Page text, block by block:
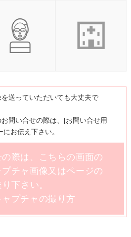
送っていただいても大丈夫で
問い合せの際は、[お問い合せ用
お伝え下さい。
際は、こちらの画面の
チャ画像又はページの
下さい。
プチャの撮り方